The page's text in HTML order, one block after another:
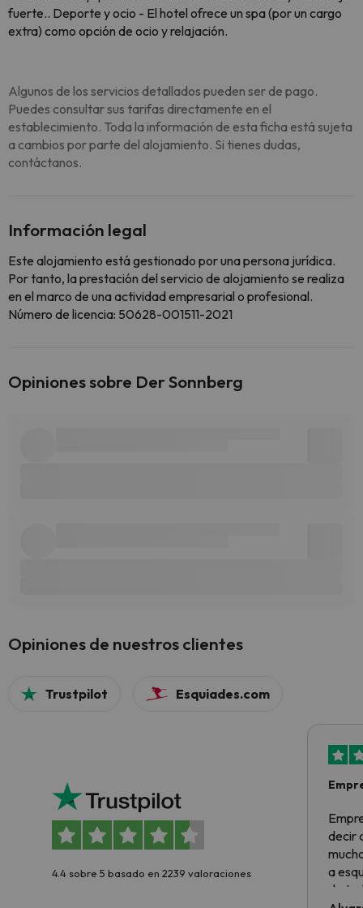
fuerte.. Deporte y ocio - El hotel ofrece un spa (por un cargo
extra) como opción de ocio y relajación.
Algunos de los servicios detallados pueden ser de pago.
Puedes consultar sus tarifas directamente en el
establecimiento. Toda la información de esta ficha está sujeta
a cambios por parte del alojamiento. Si tienes dudas,
contáctanos.
Información legal
Este alojamiento está gestionado por una persona jurídica.
Por tanto, la prestación del servicio de alojamiento se realiza
en el marco de una actividad empresarial o profesional.
Número de licencia: 50628-001511-2021
Opiniones sobre Der Sonnberg
Opiniones de nuestros clientes
Trustpilot Esquiades.com
4.4 sobre 5 basado en 2239 valoraciones
decir
a
de